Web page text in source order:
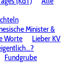
Minister &
Worte
Lieber KV
Fundgrube